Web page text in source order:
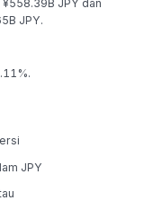
JPY dan
JPY.
JPY